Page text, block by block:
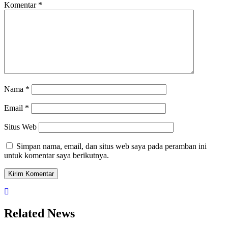
Komentar *
Nama *
Email *
Situs Web
Simpan nama, email, dan situs web saya pada peramban ini
untuk komentar saya berikutnya.
Related News